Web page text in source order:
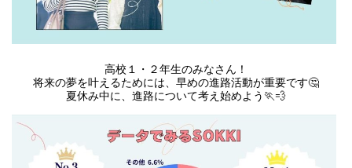
高校１・２年生のみなさん！
将来の夢を叶えるためには、早めの進路活動が重要です🤔
夏休み中に、進路について考え始めよう🏃💨